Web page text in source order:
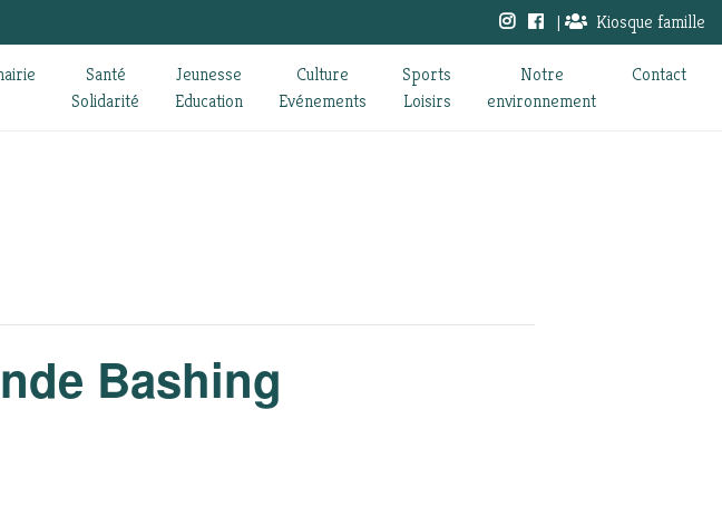
| Kiosque famille
Santé
Solidarité
Jeunesse
Education
Culture
Evénements
Sports
Loisirs
Notre
environnement
Contact
Bashing